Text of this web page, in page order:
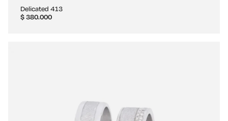
Delicated 413
$380.000